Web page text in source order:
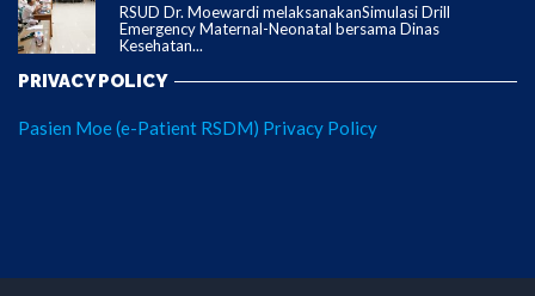
RSUD Dr. Moewardi melaksanakanSimulasi Drill
Emergency Maternal-Neonatal bersama Dinas
Kesehatan...
PRIVACY POLICY
Pasien Moe (e-Patient RSDM) Privacy Policy